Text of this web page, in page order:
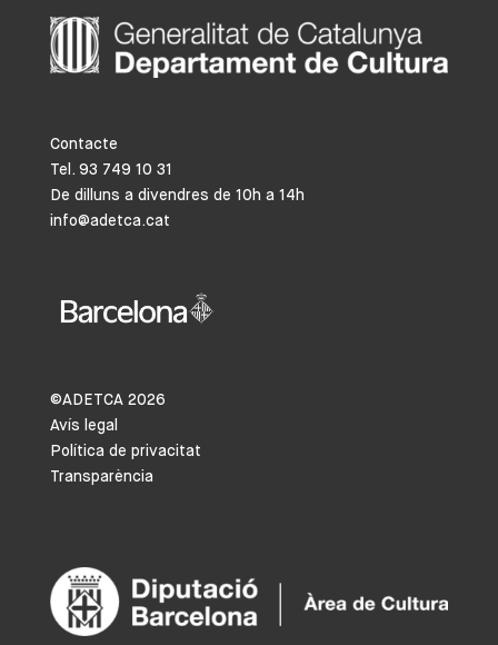
Contacte
Tel. 93 749 10 31
De dilluns a divendres de 10h a 14h
info@adetca.cat
©ADETCA 2026
Avís legal
Política de privacitat
Transparència